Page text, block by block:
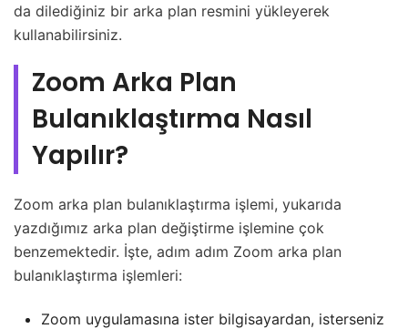
da dilediğiniz bir arka plan resmini yükleyerek
kullanabilirsiniz.
Zoom Arka Plan
Bulanıklaştırma Nasıl
Yapılır?
Zoom arka plan bulanıklaştırma işlemi, yukarıda
yazdığımız arka plan değiştirme işlemine çok
benzemektedir. İşte, adım adım Zoom arka plan
bulanıklaştırma işlemleri:
Zoom uygulamasına ister bilgisayardan, isterseniz